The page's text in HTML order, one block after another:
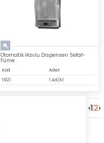
Otomatik Havlu Dispenseri Sefaf-
Füme
Kod
Adet
1921
1 Ad/Kl
‹12›